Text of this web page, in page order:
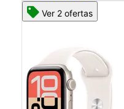
Ver 2 ofertas